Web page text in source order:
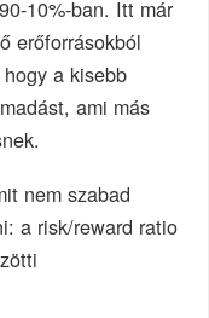
10%-ban. Itt már
erőforrásokból
a kisebb
ami más
nem szabad
a risk/reward ratio